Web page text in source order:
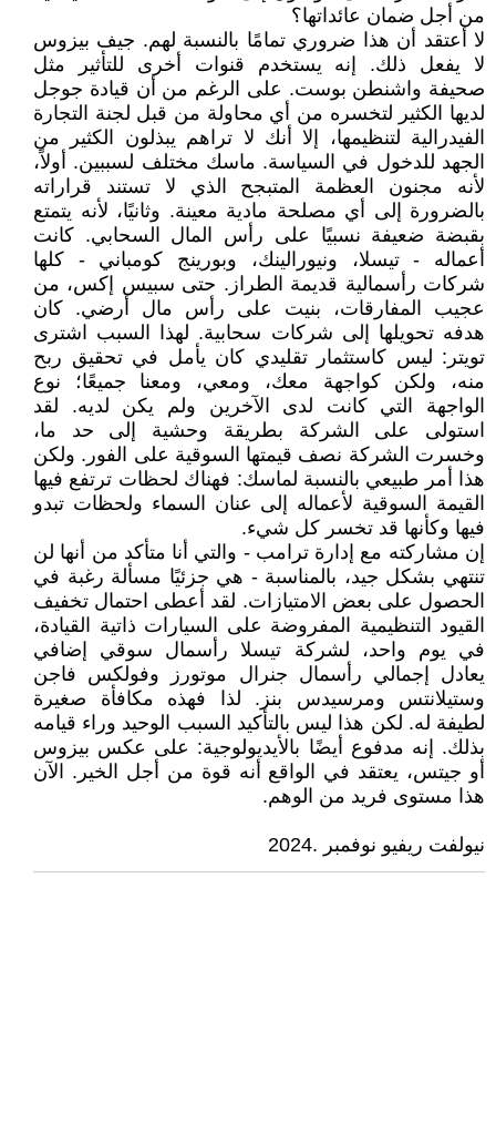
من أجل ضمان عائداتها؟
لا أعتقد أن هذا ضروري تمامًا بالنسبة لهم. جيف بيزوس
لا يفعل ذلك. إنه يستخدم قنوات أخرى للتأثير مثل
صحيفة واشنطن بوست. على الرغم من أن قيادة جوجل
لديها الكثير لتخسره من أي محاولة من قبل لجنة التجارة
الفيدرالية لتنظيمها، إلا أنك لا تراهم يبذلون الكثير من
الجهد للدخول في السياسة. ماسك مختلف لسببين. أولاً،
لأنه مجنون العظمة المتبجح الذي لا تستند قراراته
بالضرورة إلى أي مصلحة مادية معينة. وثانيًا، لأنه يتمتع
بقبضة ضعيفة نسبيًا على رأس المال السحابي. كانت
أعماله - تيسلا، ونيورالينك، وبورينج كومباني - كلها
شركات رأسمالية قديمة الطراز. حتى سبيس إكس، من
عجيب المفارقات، بنيت على رأس مال أرضي. كان
هدفه تحويلها إلى شركات سحابية. لهذا السبب اشترى
تويتر: ليس كاستثمار تقليدي كان يأمل في تحقيق ربح
منه، ولكن كواجهة معك، ومعي، ومعنا جميعًا؛ نوع
الواجهة التي كانت لدى الآخرين ولم يكن لديه. لقد
استولى على الشركة بطريقة وحشية إلى حد ما،
وخسرت الشركة نصف قيمتها السوقية على الفور. ولكن
هذا أمر طبيعي بالنسبة لماسك: فهناك لحظات ترتفع فيها
القيمة السوقية لأعماله إلى عنان السماء ولحظات تبدو
فيها وكأنها قد تخسر كل شيء.
إن مشاركته مع إدارة ترامب - والتي أنا متأكد من أنها لن
تنتهي بشكل جيد، بالمناسبة - هي جزئيًا مسألة رغبة في
الحصول على بعض الامتيازات. لقد أعطى احتمال تخفيف
القيود التنظيمية المفروضة على السيارات ذاتية القيادة،
في يوم واحد، لشركة تيسلا رأسمال سوقي إضافي
يعادل إجمالي رأسمال جنرال موتورز وفولكس فاجن
وستيلانتس ومرسيدس بنز. لذا فهذه مكافأة صغيرة
لطيفة له. لكن هذا ليس بالتأكيد السبب الوحيد وراء قيامه
بذلك. إنه مدفوع أيضًا بالأيديولوجية: على عكس بيزوس
أو جيتس، يعتقد في الواقع أنه قوة من أجل الخير. الآن
هذا مستوى فريد من الوهم.
نيولفت ريفيو نوفمبر .2024